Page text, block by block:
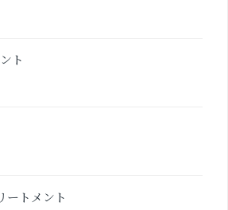
ト
ートメント